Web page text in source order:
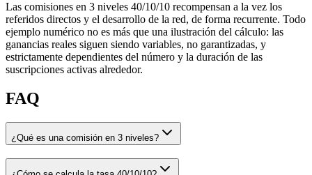
Las comisiones en 3 niveles 40/10/10 recompensan a la vez los
referidos directos y el desarrollo de la red, de forma recurrente. Todo
ejemplo numérico no es más que una ilustración del cálculo: las
ganancias reales siguen siendo variables, no garantizadas, y
estrictamente dependientes del número y la duración de las
suscripciones activas alrededor.
FAQ
¿Qué es una comisión en 3 niveles?